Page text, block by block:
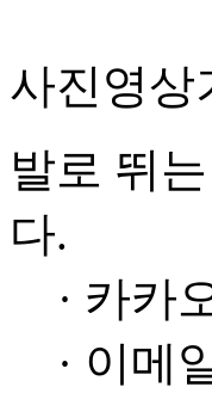
사진영상
발로 뛰
다.
· 카카
· 이메